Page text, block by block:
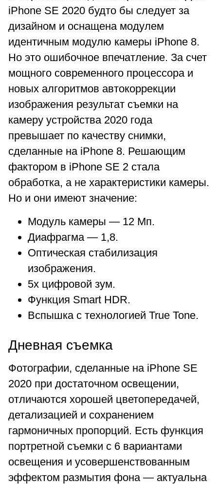
iPhone SE 2020 будто бы следует за
дизайном и оснащена модулем
идентичным модулю камеры iPhone 8.
Но это ошибочное впечатление. За счет
мощного современного процессора и
новых алгоритмов автокоррекции
изображения результат съемки на
камеру устройства 2020 года
превышает по качеству снимки,
сделанные на iPhone 8. Решающим
фактором в iPhone SE 2 стала
обработка, а не характеристики камеры.
Но и они имеют значение:
Модуль камеры — 12 Мп.
Диафрагма — 1,8.
Оптическая стабилизация
изображения.
5x цифровой зум.
Функция Smart HDR.
Вспышка с технологией True Tone.
Дневная съемка
Фотографии, сделанные на iPhone SE
2020 при достаточном освещении,
отличаются хорошей цветопередачей,
детализацией и сохранением
гармоничных пропорций. Есть функция
портретной съемки с 6 вариантами
освещения и усовершенствованным
эффектом размытия фона — актуальна